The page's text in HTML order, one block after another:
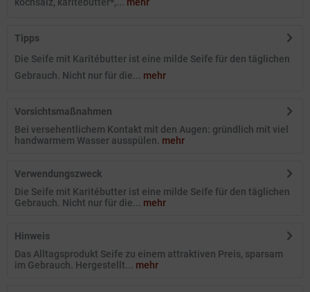
Tipps
Die Seife mit Karitébutter ist eine milde Seife für den täglichen
Gebrauch. Nicht nur für die... mehr
Vorsichtsmaßnahmen
Bei versehentlichem Kontakt mit den Augen: gründlich mit viel
handwarmem Wasser ausspülen. mehr
Verwendungszweck
Die Seife mit Karitébutter ist eine milde Seife für den täglichen
Gebrauch. Nicht nur für die... mehr
Hinweis
Das Alltagsprodukt Seife zu einem attraktiven Preis, sparsam
im Gebrauch. Hergestellt... mehr